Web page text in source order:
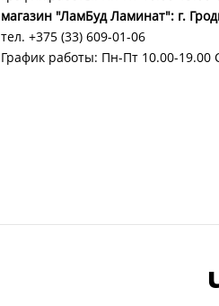
магазин "ЛамБуд Ламинат": г.
тел. +375 (33) 609-01-06
График работы: Пн-Пт 10.00-19.00